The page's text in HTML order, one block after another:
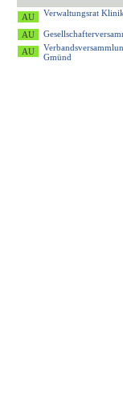
Verwaltungsrat
Gmünd